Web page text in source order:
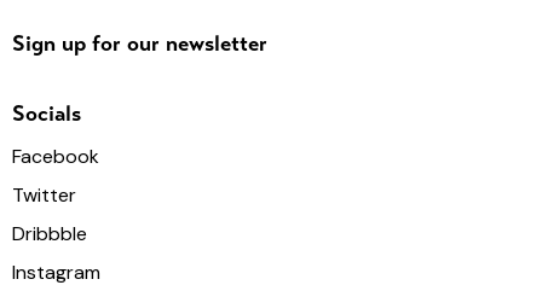
Sign up for our newsletter
Socials
Facebook
Twitter
Dribbble
Instagram